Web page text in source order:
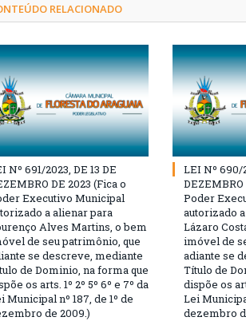
RELACIONADO
Nº 691/2023, DE 13 DE
DE 2023 (Fica o
Executivo Municipal
a alienar para
Alves Martins, o bem
de seu patrimônio, que
se descreve, mediante
de Dominio, na forma que
os arts. 1º 2º 5º 6º e 7º da
Municipal nº 187, de 1º de
de 2009.)
LEI Nº 690/
Poder
autorizado
Lázaro
imóvel de
adiante se
Título de
dispõe os
Lei
dezembro